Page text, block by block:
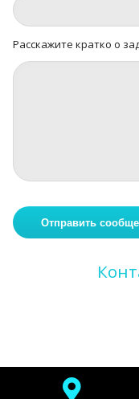
Расскажите кратко о